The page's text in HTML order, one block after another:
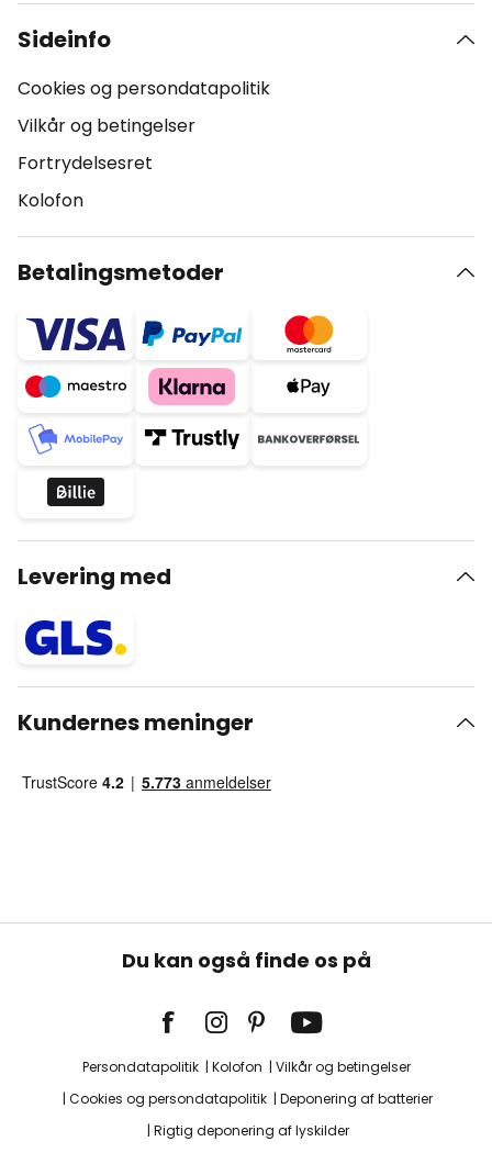
Sideinfo
Cookies og persondatapolitik
Vilkår og betingelser
Fortrydelsesret
Kolofon
Betalingsmetoder
Levering med
Kundernes meninger
Du kan også finde os på
Persondatapolitik Kolofon
Vilkår og betingelser
Cookies og persondatapolitik
Deponering af batterier
Rigtig deponering af lyskilder